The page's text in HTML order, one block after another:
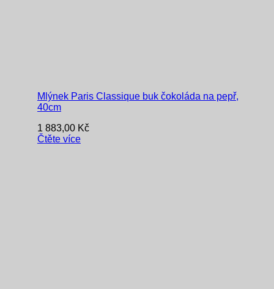
Mlýnek Paris Classique buk čokoláda na pepř,
40cm
1 883,00 Kč
Čtěte více